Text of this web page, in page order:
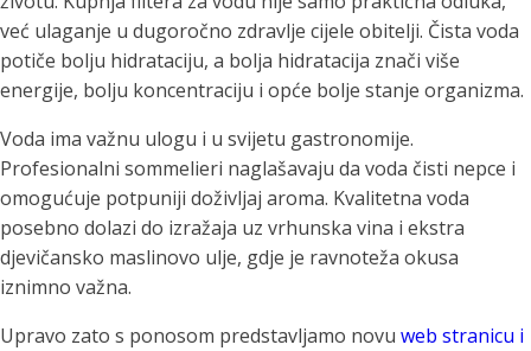
već ulaganje u dugoročno zdravlje cijele obitelji. Čista voda
potiče bolju hidrataciju, a bolja hidratacija znači više
energije, bolju koncentraciju i opće bolje stanje organizma.
Voda ima važnu ulogu i u svijetu gastronomije.
Profesionalni sommelieri naglašavaju da voda čisti nepce i
omogućuje potpuniji doživljaj aroma. Kvalitetna voda
posebno dolazi do izražaja uz vrhunska vina i ekstra
djevičansko maslinovo ulje, gdje je ravnoteža okusa
iznimno važna.
Upravo zato s ponosom predstavljamo novu web stranicu i